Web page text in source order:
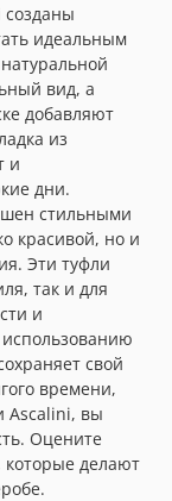
идеальным
вид, а
добавляют
из
и
дни.
стильными
красивой, но и
Эти туфли
так и для
и
свой
времени,
Ascalini, вы
Оцените
которые делают